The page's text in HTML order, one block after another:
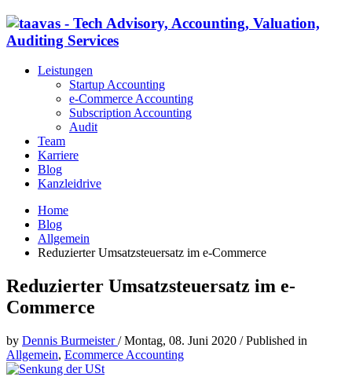
Leistungen
Startup Accounting
e-Commerce Accounting
Subscription Accounting
Audit
Team
Karriere
Blog
Kanzleidrive
Home
Blog
Allgemein
Reduzierter Umsatzsteuersatz im e-Commerce
Reduzierter Umsatzsteuersatz im e-
Commerce
by Dennis Burmeister/Montag, 08. Juni 2020 /Published in
Allgemein, Ecommerce Accounting